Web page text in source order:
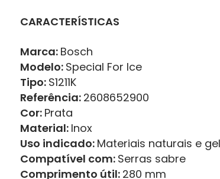
CARACTERÍSTICAS
Marca: Bosch
Modelo: Special For Ice
Tipo: S1211K
Referência: 2608652900
Cor: Prata
Material: Inox
Uso indicado: Materiais naturais e
Compatível com: Serras sabre
Comprimento útil: 280 mm